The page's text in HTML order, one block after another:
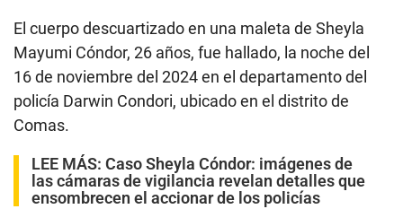
El cuerpo descuartizado en una maleta de Sheyla
Mayumi Cóndor, 26 años, fue hallado, la noche del
16 de noviembre del 2024 en el departamento del
policía Darwin Condori, ubicado en el distrito de
Comas.
LEE MÁS: Caso Sheyla Cóndor: imágenes de
las cámaras de vigilancia revelan detalles que
ensombrecen el accionar de los policías